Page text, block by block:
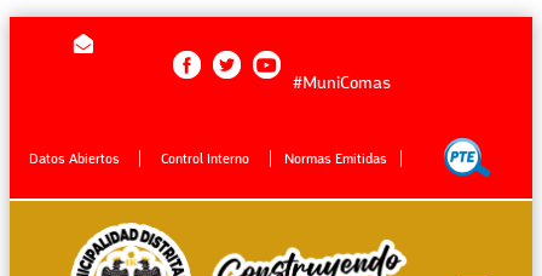
#MuniComas
Datos Abiertos Control Interno Normas Emitidas